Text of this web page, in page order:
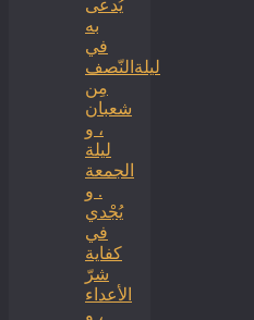
يُدعى
به
في
ليلةالنّصف
مِن
شعبان
، و
ليلة
الجمعة
. و
يُجْدي
في
كفاية
شرّ
الأعداء
، و